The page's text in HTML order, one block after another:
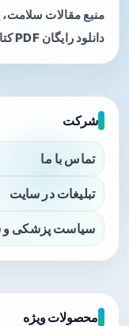
منبع مقالات
دانلود رایگان PDF کتاب‌های پزشکی.
شرکت
تماس با ما
تبلیغات در سایت
سیاست پزشکی و
محصولات ویژه